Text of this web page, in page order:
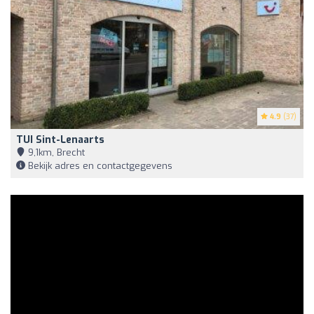
4.9 (37)
TUI Sint-Lenaarts
9,1km, Brecht
Bekijk adres en contactgegevens